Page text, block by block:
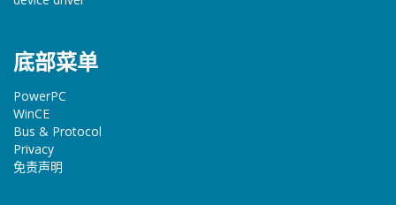
底部菜单
PowerPC
WinCE
Bus & Protocol
Privacy
免责声明